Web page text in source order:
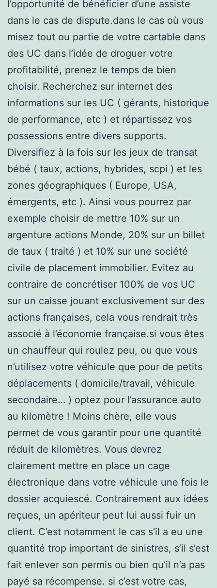
l’opportunité de bénéficier d’une assiste
dans le cas de dispute.dans le cas où vous
misez tout ou partie de votre cartable dans
des UC dans l’idée de droguer votre
profitabilité, prenez le temps de bien
choisir. Recherchez sur internet des
informations sur les UC ( gérants, historique
de performance, etc ) et répartissez vos
possessions entre divers supports.
Diversifiez à la fois sur les jeux de transat
bébé ( taux, actions, hybrides, scpi ) et les
zones géographiques ( Europe, USA,
émergents, etc ). Ainsi vous pourrez par
exemple choisir de mettre 10% sur un
argenture actions Monde, 20% sur un billet
de taux ( traité ) et 10% sur une société
civile de placement immobilier. Evitez au
contraire de concrétiser 100% de vos UC
sur un caisse jouant exclusivement sur des
actions françaises, cela vous rendrait très
associé à l’économie française.si vous êtes
un chauffeur qui roulez peu, ou que vous
n’utilisez votre véhicule que pour de petits
déplacements ( domicile/travail, véhicule
secondaire… ) optez pour l’assurance auto
au kilomètre ! Moins chère, elle vous
permet de vous garantir pour une quantité
réduit de kilomètres. Vous devrez
clairement mettre en place un cage
électronique dans votre véhicule une fois le
dossier acquiescé. Contrairement aux idées
reçues, un apériteur peut lui aussi fuir un
client. C’est notamment le cas s’il a eu une
quantité trop important de sinistres, s’il s’est
fait enlever son permis ou bien qu’il n’a pas
payé sa récompense. si c’est votre cas,